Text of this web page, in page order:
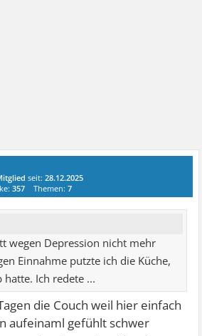
seit:28.12.2025
357 Themen:7
wegen Depression nicht mehr
Einnahme putzte ich die Küche,
Ich redete ...
die Couch weil hier einfach
aufeinaml gefühlt schwer